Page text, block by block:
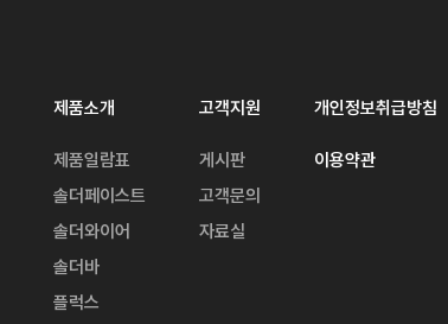
제품소개
제품일람표
솔더페이스트
솔더와이어
솔더바
플럭스
고객지원
게시판
고객문의
자료실
개인정보취급방침
이용약관